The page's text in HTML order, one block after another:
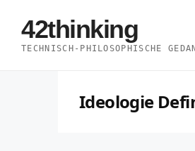
Inhalt
springen
42thinking
TECHNISCH-PHILOSOPHISCHE
Ideologie